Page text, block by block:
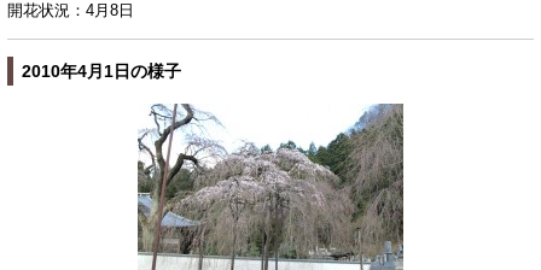
開花状況：4月8日
2010年4月1日の様子